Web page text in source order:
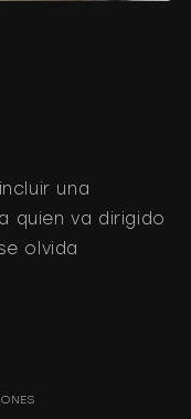
una
quien va dirigido
olvida